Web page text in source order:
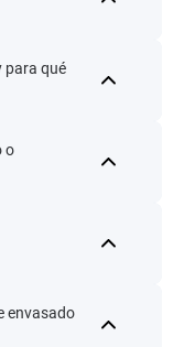
para qué
o
envasado